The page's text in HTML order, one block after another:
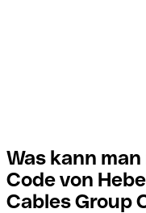
Was kann
Code von
Cables Group